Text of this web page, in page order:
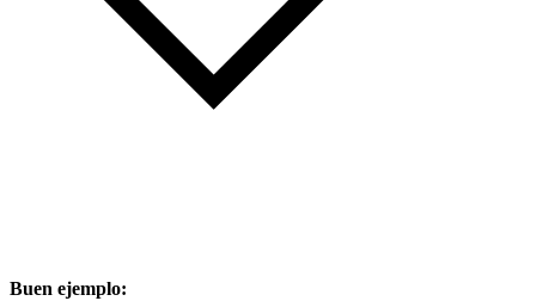
Buen ejemplo: